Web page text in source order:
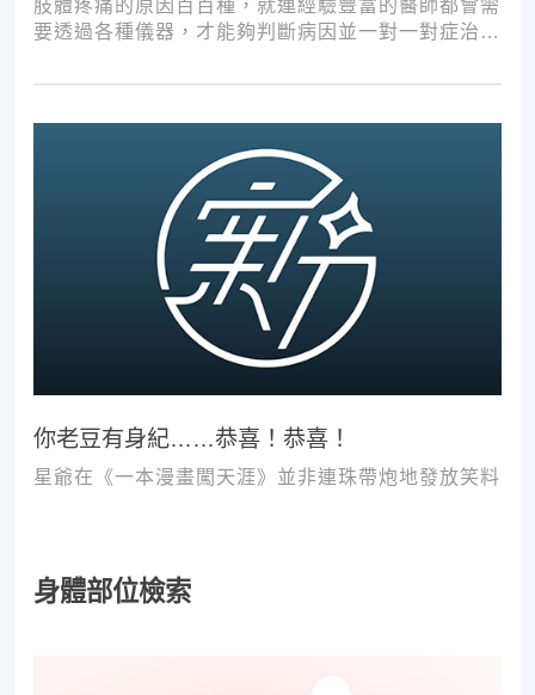
肢體疼痛的原因百百種，就連經驗豐富的醫師都會需
要透過各種儀器，才能夠判斷病因並一對一對症治
次推拿、按摩，都難以讓您徹底擺脫不適。
你老豆有身紀……恭喜！恭喜！
星爺在《一本漫畫闖天涯》並非連珠帶炮地發放笑料
身體部位檢索